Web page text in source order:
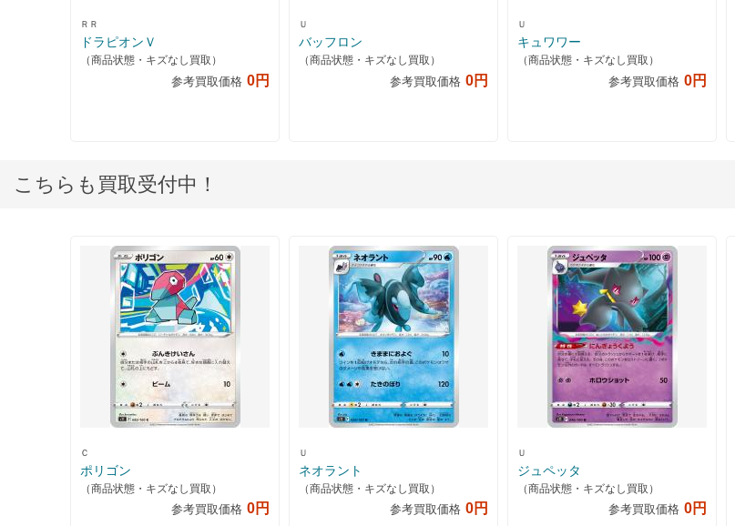
ＲＲ
ドラピオンＶ
（商品状態・キズなし買取）
参考買取価格 0円
Ｕ
バッフロン
（商品状態・キズなし買取）
参考買取価格 0円
Ｕ
キュワワー
（商品状態・キズなし買取）
参考買取価格 0円
こちらも買取受付中！
Ｃ
ポリゴン
（商品状態・キズなし買取）
参考買取価格 0円
Ｕ
ネオラント
（商品状態・キズなし買取）
参考買取価格 0円
Ｕ
ジュペッタ
（商品状態・キズなし買取）
参考買取価格 0円